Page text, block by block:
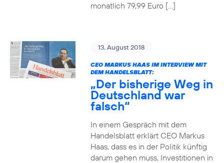
monatlich 79,99 Euro […]
13. August 2018
CEO MARKUS HAAS IM INTERVIEW MIT
DEM HANDELSBLATT:
„Der bisherige Weg in
Deutschland war
falsch“
In einem Gespräch mit dem
Handelsblatt erklärt CEO Markus
Haas, dass es in der Politik künftig
darum gehen muss, Investitionen in